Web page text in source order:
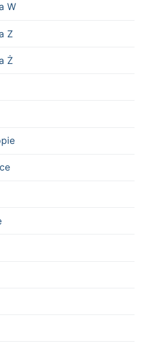
W
Z
Ż